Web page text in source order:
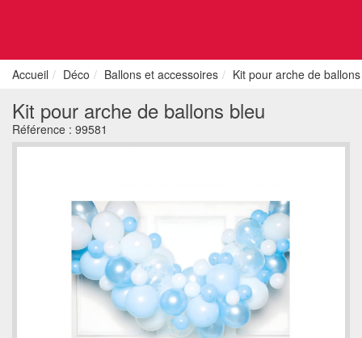
Accueil Déco Ballons et accessoires Kit pour arche de
Kit pour arche de ballons bleu
Référence : 99581